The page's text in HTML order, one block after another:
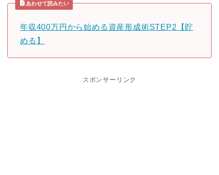
あわせて読みたい
年収400万円から始める資産形成術STEP2【貯
める】
スポンサーリンク